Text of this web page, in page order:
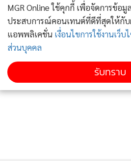
MGR Online ใช้คุกกี้ เพื่อจัดการข้อ
ประสบการณ์คอนเทนต์ที่ดีที่สุดให้กั
แอพพลิเคชั่น เงื่อนไขการใช้งานเว็บ
ส่วนบุคคล
รับทราบ